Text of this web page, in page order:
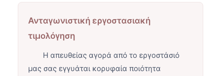
Ανταγωνιστική εργοστασιακή
τιμολόγηση
Η απευθείας αγορά από το εργοστάσιό
μας σας εγγυάται κορυφαία ποιότητα